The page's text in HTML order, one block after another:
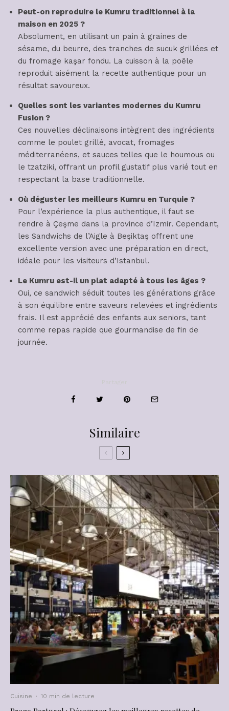
Peut-on reproduire le Kumru traditionnel à la
maison en 2025 ?
Absolument, en utilisant un pain à graines de
sésame, du beurre, des tranches de sucuk grillées et
du fromage kaşar fondu. La cuisson à la poêle
reproduit aisément la recette authentique pour un
résultat savoureux.
Quelles sont les variantes modernes du Kumru
Fusion ?
Ces nouvelles déclinaisons intègrent des ingrédients
comme le poulet grillé, avocat, fromages
méditerranéens, et sauces telles que le houmous ou
le tzatziki, offrant un profil gustatif plus varié tout en
respectant la base traditionnelle.
Où déguster les meilleurs Kumru en Turquie ?
Pour l’expérience la plus authentique, il faut se
rendre à Çeşme dans la province d’Izmir. Cependant,
les Sandwichs de l’Aigle à Beşiktaş offrent une
excellente version avec une préparation en direct,
idéale pour les visiteurs d’Istanbul.
Le Kumru est-il un plat adapté à tous les âges ?
Oui, ce sandwich séduit toutes les générations grâce
à son équilibre entre saveurs relevées et ingrédients
frais. Il est apprécié des enfants aux seniors, tant
comme repas rapide que gourmandise de fin de
journée.
Similaire
Cuisine · 10 min de lecture